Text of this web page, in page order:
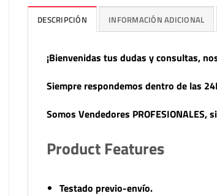
DESCRIPCIÓN INFORMACIÓN ADICIONAL
¡Bienvenidas tus dudas y consultas,
Siempre respondemos dentro de las
Somos Vendedores
Product Features
Testado previo-envío.